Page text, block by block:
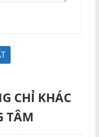
CHỈ KHÁC
TÂM